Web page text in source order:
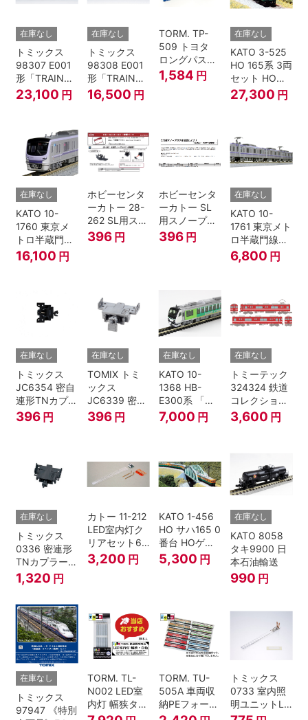
在庫なし
トミックス
98307 E001
形「TRAIN
SUITE四季
島」基本セッ
23,100 円
在庫なし
トミックス
98308 E001
形「TRAIN
SUITE四季
島」増結セッ
模型
16,500 円
TORM. TP-
509 トヨタ
ロングパスエ
クスプレス
U55A-39500
1,584 円
在庫なし
KATO 3-525
HO 165系 3両
セット HOゲ
ージ
27,300 円
在庫なし
KATO 10-
1760 東京メ
トロ半蔵門線
18000系 基本
6両セット N
16,100 円
ホビーセンタ
ーカトー 28-
262 SL用スノ
ープロウ1 前
面用 Nゲージ
396 円
ホビーセンタ
ーカトー SL
用スノープロ
ウ① 前面用
396 円
在庫なし
KATO 10-
1761 東京メト
ロ半蔵門線
18000系 増結
4両セット N
6,800 円
在庫なし
トミックス
JC6354 密自
連形TNカプラ
ーSP・黒(キ
ハ52-100用)
396 円
在庫なし
TOMIX トミ
ックス
JC6339 密連
形TNカプラー
(SP・グレ
転台側) 鉄道
模型 Nゲージ
396 円
在庫なし
KATO 10-
1368 HB-
E300系 「リ
ゾートビュー
ふるさと」 2
7,000 円
在庫なし
トミーテック
324324 鉄道
コレクション
名古屋鉄道
6000系 白帯
nゲージ
3,600 円
在庫なし
トミックス
0336 密連形
TNカプラー
(6個・SP・
黒)
1,320 円
カトー 11-212
LED室内灯ク
リアセット6
入 Nゲージ
3,200 円
KATO 1-456
HO サハ165 0
番台 HOゲー
ジ
5,300 円
在庫なし
KATO 8058
タキ9900 日
本石油輸送
990 円
在庫なし
トミックス
97947 《特別
TORM. TL-
N002 LED室
内灯 幅狭タイ
プ・白色 10本
TORM. TU-
505A 車両収
納PEフォーム
12両用 (ライ
トミックス
0733 室内照
明ユニットLC
(白色)